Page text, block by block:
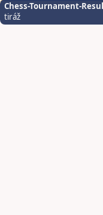
Chess-Tournament-
tiráž